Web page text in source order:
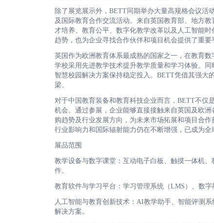
除了展览展示外，BETT同期举办大量高规格会议活
及国际教育合作交流活动。来自英国教育部、地方
才培养、教育公平、数字化教学改革以及人工智能
趋势，也为企业寻找合作伙伴和项目机会提供了重要
英国作为欧洲教育体系最成熟的国家之一，在教育
学校采用先进教学技术提升教学质量和学习体验。
智慧校园解决方案保持稳定投入。BETT凭借其强大
梁。
对于中国教育装备和教育科技企业而言，BETT不仅
机会。通过参展，企业能够直接接触来自英国及欧
购趋势及行业发展方向，为未来市场拓展和项目合
行业影响力和国际辐射能力仍在不断增强，已成为全
展品范围
教学设备与数字课堂：互动电子白板、触摸一体机
件。
教育软件与学习平台：学习管理系统（LMS）、数
人工智能与教育创新技术：AI教学助手、智能评测
解决方案。